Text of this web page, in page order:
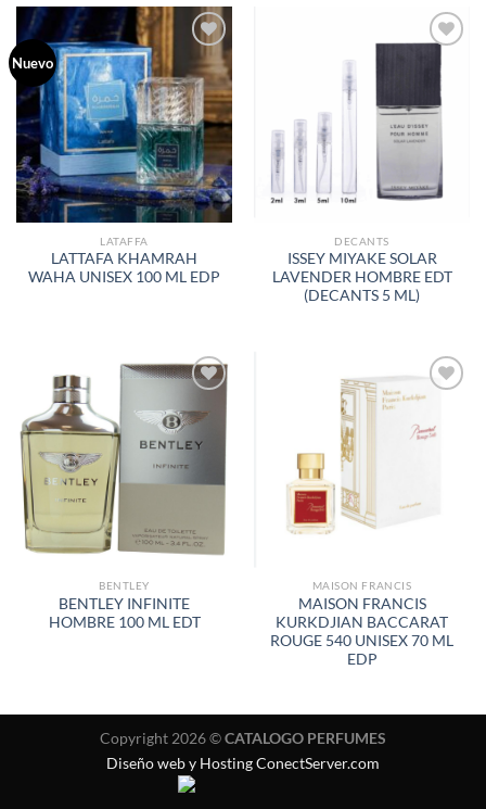
Nuevo
AÑADIR
A LA
LISTA
DE
DESEOS
LATAFFA
LATTAFA KHAMRAH
WAHA UNISEX 100 ML EDP
AÑADIR
DE
DESEOS
DECANTS
ISSEY MIYAKE SOLAR
LAVENDER HOMBRE EDT
(DECANTS 5 ML)
AÑADIR
A LA
LISTA
DE
DESEOS
BENTLEY
BENTLEY INFINITE
HOMBRE 100 ML EDT
A LA
MAISON FRANCIS
MAISON FRANCIS
KURKDJIAN BACCARAT
ROUGE 540 UNISEX 70 ML
EDP
Copyright 2026 ©CATALOGO PERFUMES
Diseño web y Hosting ConectServer.com